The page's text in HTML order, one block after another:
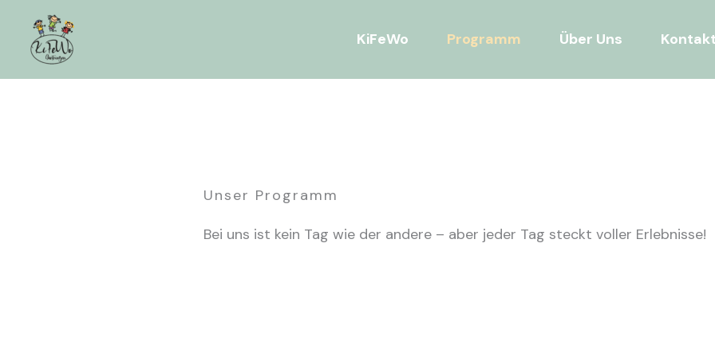
Inhalt
springen
KiFeWo Programm Über Uns Kontakt
Unser Programm
Bei uns ist kein Tag wie der andere – aber jeder Tag steckt voller Erlebnisse!